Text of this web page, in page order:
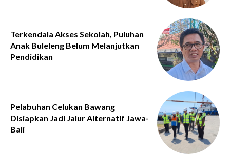
Terkendala Akses Sekolah, Puluhan
Anak Buleleng Belum Melanjutkan
Pendidikan
Pelabuhan Celukan Bawang
Disiapkan Jadi Jalur Alternatif Jawa-
Bali